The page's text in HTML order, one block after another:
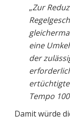
„Zur
eine
der
Tempo
Damit würde